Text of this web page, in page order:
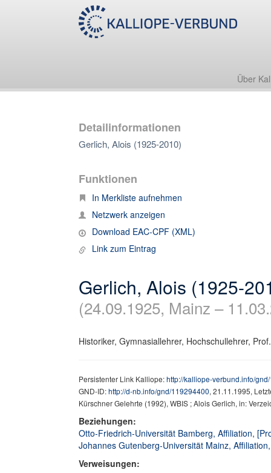
Über
Detailinformationen
Gerlich, Alois (1925-2010)
Funktionen
In Merkliste aufnehmen
Netzwerk anzeigen
Download EAC-CPF (XML)
Link zum Eintrag
Gerlich, Alois (1925-
(24.09.1925, Mainz –
Historiker, Gymnasiallehrer, Hochschullehrer,
Persistenter Link Kalliope:http://kalliope-verbund.info/
GND-ID:http://d-nb.info/gnd/119294400, 21.11.1995,
Kürschner Gelehrte (1992), WBIS ; Alois Gerlich, in:
Beziehungen:
Otto-Friedrich-Universität Bamberg, Affiliation,
Johannes Gutenberg-Universität Mainz,
Verweisungen: